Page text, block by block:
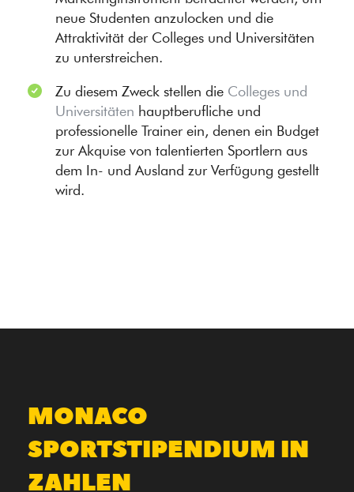
neue Studenten anzulocken und die
Attraktivität der Colleges und Universitäten
zu unterstreichen.
Zu diesem Zweck stellen die Colleges und
Universitäten hauptberufliche und
professionelle Trainer ein, denen ein Budget
zur Akquise von talentierten Sportlern aus
dem In- und Ausland zur Verfügung gestellt
wird.
MONACO
SPORTSTIPENDIUM IN
ZAHLEN